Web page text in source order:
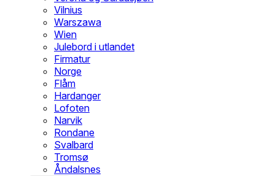
Vilnius
Warszawa
Wien
Julebord i utlandet
Firmatur
Norge
Flåm
Hardanger
Lofoten
Narvik
Rondane
Svalbard
Tromsø
Åndalsnes